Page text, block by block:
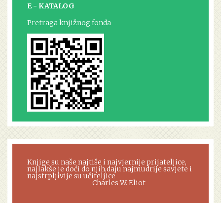
E - KATALOG
Pretraga knjižnog fonda
Knjige su naše najtiše i najvjernije prijateljice,
najlakše je doći do njih,daju najmudrije savjete i
najstrpljivije su učiteljice
Charles W. Eliot